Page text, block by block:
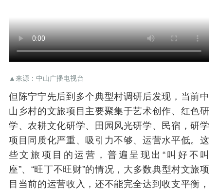
▲来源：中山广播电视台
但陈宁宁先后到多个典型村调研后发现，当前中
山乡村的文旅项目主要聚集于艺术创作、红色研
学、农耕文化研学、田园风光研学、民宿，研学
项目同质化严重、吸引力不够、运营水平低。这
些文旅项目的运营，普遍呈现出“叫好不叫
座”、“旺丁不旺财”的情况，大多数典型村文旅项
目当前的运营收入，还不能完全达到收支平衡，